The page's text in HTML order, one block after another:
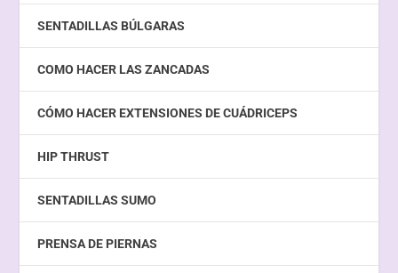
SENTADILLAS BÚLGARAS
COMO HACER LAS ZANCADAS
CÓMO HACER EXTENSIONES DE CUÁDRICEPS
HIP THRUST
SENTADILLAS SUMO
PRENSA DE PIERNAS